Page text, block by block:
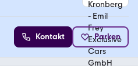
Kontakt Parken